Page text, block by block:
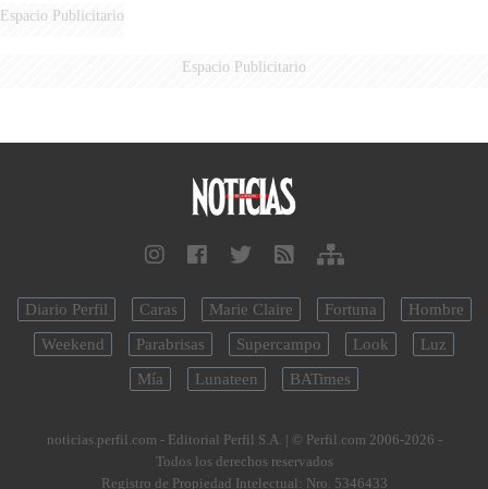
Espacio Publicitario
Espacio Publicitario
Diario Perfil Caras Marie Claire Fortuna
Hombre
Weekend
Parabrisas Supercampo Look
Luz
Mía
Lunateen BATimes
noticias.perfil.com - Editorial Perfil S.A. | © Perfil.com 2006-2026 -
Todos los derechos reservados
Registro de Propiedad Intelectual: Nro. 5346433